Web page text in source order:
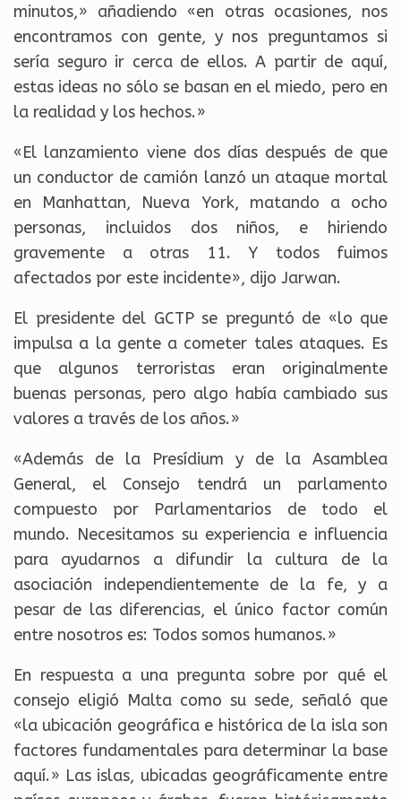
minutos,» añadiendo «en otras ocasiones, nos
encontramos con gente, y nos preguntamos si
sería seguro ir cerca de ellos. A partir de aquí,
estas ideas no sólo se basan en el miedo, pero en
la realidad y los hechos.»
«El lanzamiento viene dos días después de que
un conductor de camión lanzó un ataque mortal
en Manhattan, Nueva York, matando a ocho
personas, incluidos dos niños, e hiriendo
gravemente a otras 11. Y todos fuimos
afectados por este incidente», dijo Jarwan.
El presidente del GCTP se preguntó de «lo que
impulsa a la gente a cometer tales ataques. Es
que algunos terroristas eran originalmente
buenas personas, pero algo había cambiado sus
valores a través de los años.»
«Además de la Presídium y de la Asamblea
General, el Consejo tendrá un parlamento
compuesto por Parlamentarios de todo el
mundo. Necesitamos su experiencia e influencia
para ayudarnos a difundir la cultura de la
asociación independientemente de la fe, y a
pesar de las diferencias, el único factor común
entre nosotros es: Todos somos humanos.»
En respuesta a una pregunta sobre por qué el
consejo eligió Malta como su sede, señaló que
«la ubicación geográfica e histórica de la isla son
factores fundamentales para determinar la base
aquí.» Las islas, ubicadas geográficamente entre